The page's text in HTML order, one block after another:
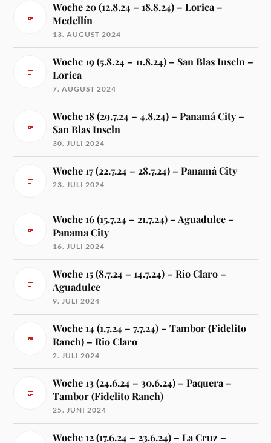
Woche 20 (12.8.24 – 18.8.24) – Lorica –
Medellín
13. AUGUST 2024
Woche 19 (5.8.24 – 11.8.24) – San Blas Inseln –
Lorica
7. AUGUST 2024
Woche 18 (29.7.24 – 4.8.24) – Panamá City –
San Blas Inseln
30. JULI 2024
Woche 17 (22.7.24 – 28.7.24) – Panamá City
23. JULI 2024
Woche 16 (15.7.24 – 21.7.24) – Aguadulce –
Panama City
16. JULI 2024
Woche 15 (8.7.24 – 14.7.24) – Rio Claro –
Aguadulce
9. JULI 2024
Woche 14 (1.7.24 – 7.7.24) – Tambor (Fidelito
Ranch) – Rio Claro
2. JULI 2024
Woche 13 (24.6.24 – 30.6.24) – Paquera –
Tambor (Fidelito Ranch)
25. JUNI 2024
Woche 12 (17.6.24 – 23.6.24) – La Cruz –